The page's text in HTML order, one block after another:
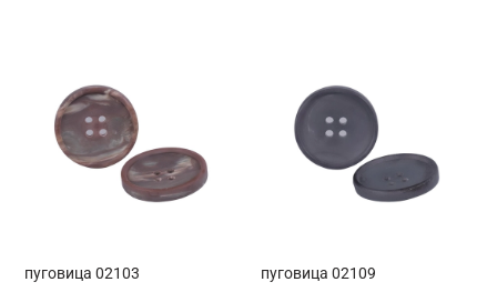
пуговица 02103 пуговица 02109